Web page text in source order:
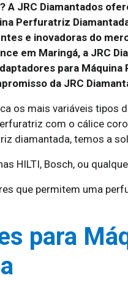
A JRC Diamantados
Perfuratriz
e inovadoras do
em Maringá, a JRC
para
da JRC
os mais variáveis tipos
com o cálice
diamantada, temos a
HILTI, Bosch, ou
que permitem uma
para